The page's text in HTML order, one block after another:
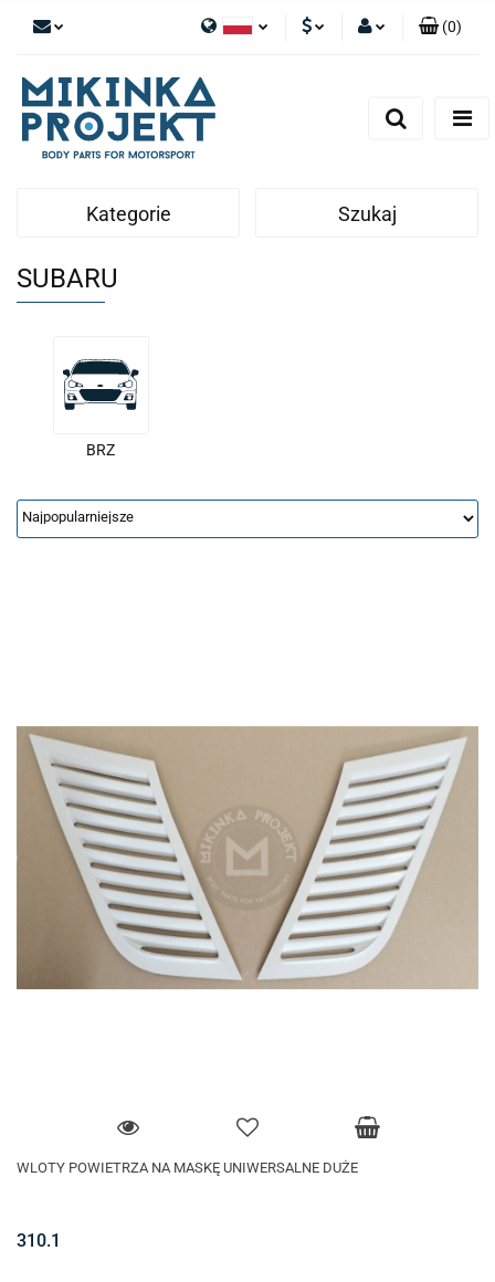
Polski
English
(0)
Kategorie Szukaj
SUBARU
BRZ
WLOTY POWIETRZA NA MASKĘ UNIWERSALNE DUŻE
310.1